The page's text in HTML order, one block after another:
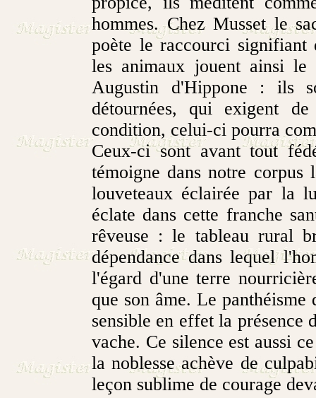
hommes. Chez Musset le
poète le raccourci signifiant
les animaux jouent ainsi
Augustin d'Hippone : ils
détournées, qui exigent
condition, celui-ci pourra
Ceux-ci sont avant tout
témoigne dans notre
louveteaux éclairée par la
éclate dans cette franche
rêveuse : le tableau rural
dépendance dans lequel
l'égard d'une terre
que son âme. Le panthéisme
sensible en effet la présence
vache. Ce silence est aussi
la noblesse achève de
leçon sublime de courage